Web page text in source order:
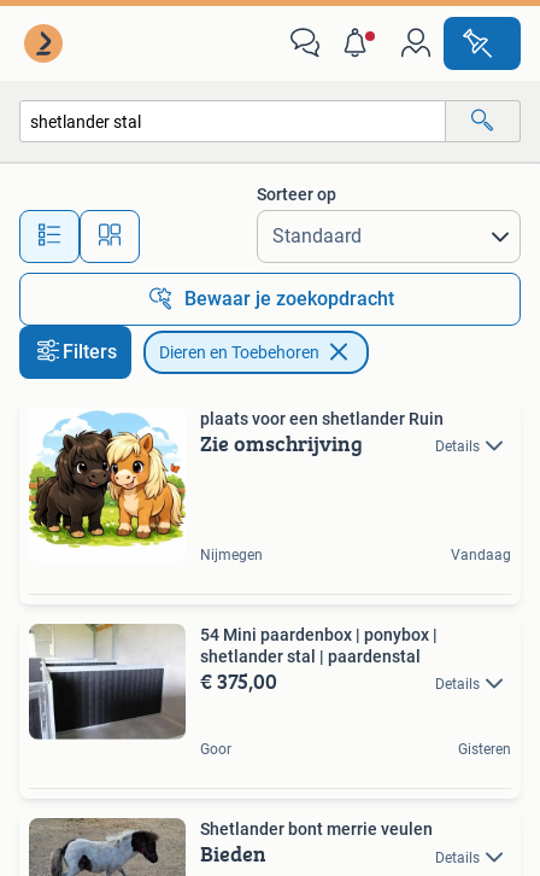
Alle afstanden…
Sorteer op
Bewaar je zoekopdracht
Filters Dieren en Toebehoren
plaats voor een shetlander Ruin
Zie omschrijving Details
Nijmegen Vandaag
54 Mini paardenbox | ponybox |
shetlander stal | paardenstal
€ 375,00 Details
Goor Gisteren
Shetlander bont merrie veulen
Bieden Details